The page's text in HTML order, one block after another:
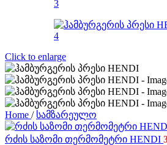
Click to enlarge
Home / სამზარეულო
რძის საზომი თერმომეტრი HENDI